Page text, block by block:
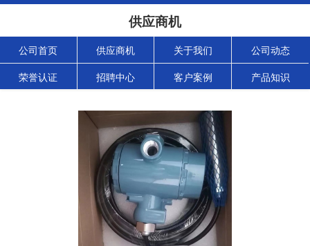
供应商机
公司首页 供应商机 关于我们 公司动态
荣誉认证 招聘中心 客户案例 产品知识